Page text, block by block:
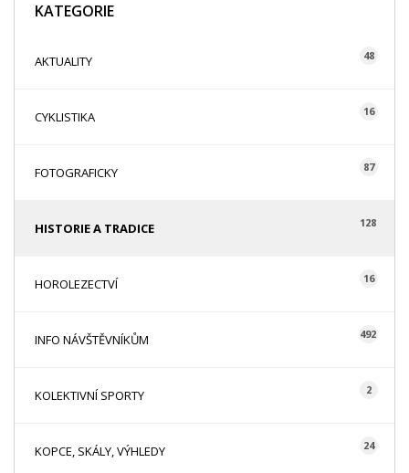
KATEGORIE
AKTUALITY 48
CYKLISTIKA 16
FOTOGRAFICKY 87
HISTORIE A TRADICE 128
HOROLEZECTVÍ 16
INFO NÁVŠTĚVNÍKŮM 492
KOLEKTIVNÍ SPORTY 2
KOPCE, SKÁLY, VÝHLEDY 24